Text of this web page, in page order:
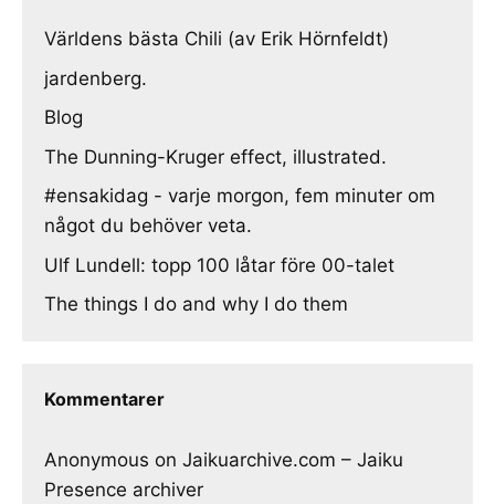
Världens bästa Chili (av Erik Hörnfeldt)
jardenberg.
Blog
The Dunning-Kruger effect, illustrated.
#ensakidag - varje morgon, fem minuter om
något du behöver veta.
Ulf Lundell: topp 100 låtar före 00-talet
The things I do and why I do them
Kommentarer
Anonymous on Jaikuarchive.com – Jaiku
Presence archiver